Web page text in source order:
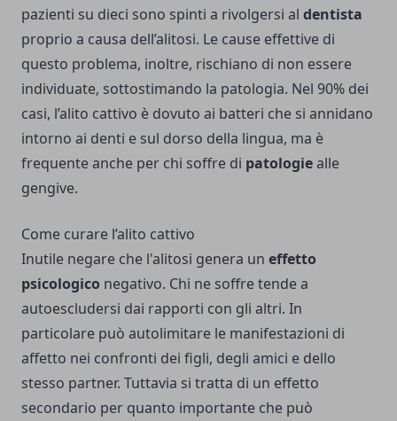
pazienti su dieci sono spinti a rivolgersi al dentista
proprio a causa dell’alitosi. Le cause effettive di
questo problema, inoltre, rischiano di non essere
individuate, sottostimando la patologia. Nel 90% dei
casi, l’alito cattivo è dovuto ai batteri che si annidano
intorno ai denti e sul dorso della lingua, ma è
frequente anche per chi soffre di patologiealle
gengive.
Come curare l’alito cattivo
Inutile negare che l'alitosi genera un effetto
psicologico negativo. Chi ne soffre tende a
autoescludersi dai rapporti con gli altri. In
particolare può autolimitare le manifestazioni di
affetto nei confronti dei figli, degli amici e dello
stesso partner. Tuttavia si tratta di un effetto
secondario per quanto importante che può